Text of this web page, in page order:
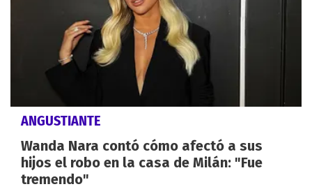
ANGUSTIANTE
Wanda Nara contó cómo afectó a sus
hijos el robo en la casa de Milán: "Fue
tremendo"